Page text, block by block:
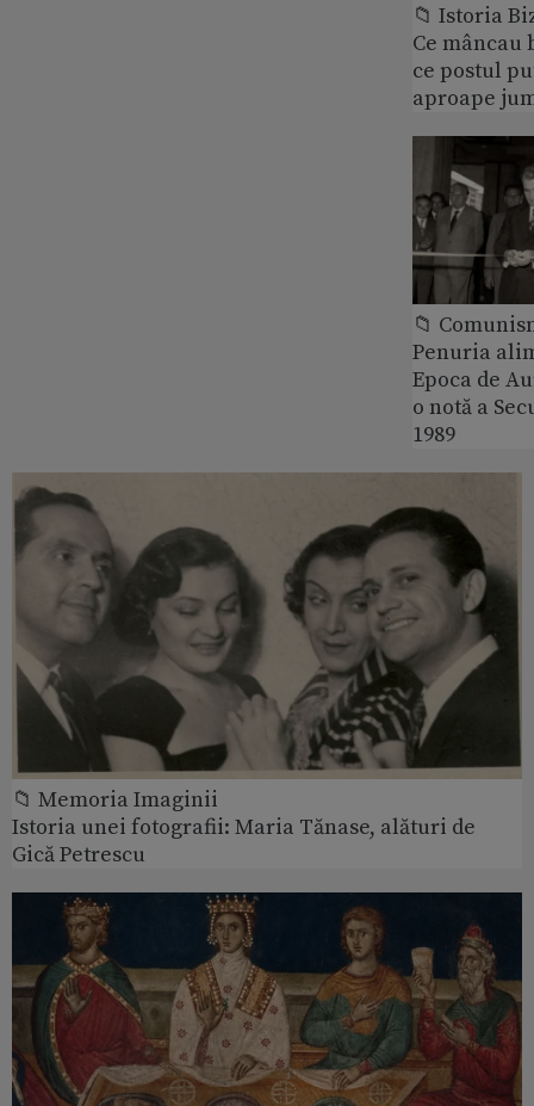
📁 Istoria
Ce
ce postul
aproape
📁
Penuria
Epoca de
o notă a
1989
📁 Memoria Imaginii
Istoria unei fotografii: Maria Tănase, alături de
Gică Petrescu